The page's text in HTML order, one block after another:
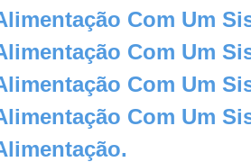
Com Um
Com Um
Com Um
Com Um